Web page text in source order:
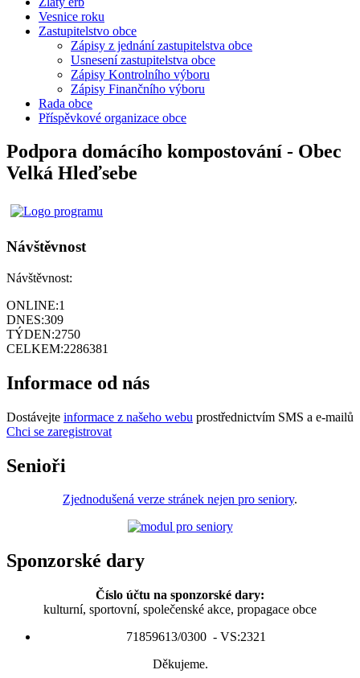
Vesnice roku
Zastupitelstvo obce
Zápisy z jednání zastupitelstva obce
Usnesení zastupitelstva obce
Zápisy Kontrolního výboru
Zápisy Finančního výboru
Rada obce
Příspěvkové organizace obce
Podpora domácího kompostování - Obec
Velká Hleďsebe
Návštěvnost
Návštěvnost:
ONLINE:1
DNES:309
TÝDEN:2750
CELKEM:2286381
Informace od nás
Dostávejte informace z našeho webu prostřednictvím SMS a e-mailů
Chci se zaregistrovat
Senioři
Zjednodušená verze stránek nejen pro seniory.
Sponzorské dary
Číslo účtu na sponzorské dary:
kulturní, sportovní, společenské akce, propagace obce
71859613/0300 - VS:2321
Děkujeme.